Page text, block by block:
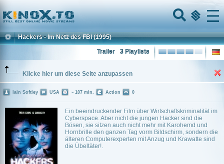
Home
Menu
Hackers - Im Netz des FBI (1995)
3 Playlists
Trailer
Klicke hier um diese Seite anzupassen
Ein beeindruckender Film über Wirtschaftskriminalität im
Cyberspace. Aber nicht die jungen Hacker sind die
Bösen, sie sitzen auch nicht mehr mit Karohemd und
Hornbrille den ganzen Tag vorm Bildschirm, sondern die
älteren Computerexperten mit Anzug und Krawatte sind
die Übeltäter!.
Iain Softley USA ~ 107 min. Action 0